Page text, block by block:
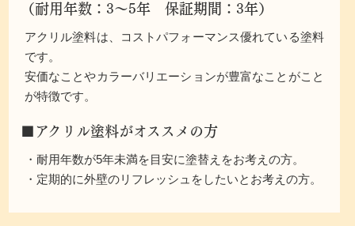
（耐用年数：3～5年 保証期間：3年）
アクリル塗料は、コストパフォーマンス優れている塗料
です。
安価なことやカラーバリエーションが豊富なことがこと
が特徴です。
■アクリル塗料がオススメの方
・耐用年数が5年未満を目安に塗替えをお考えの方。
・定期的に外壁のリフレッシュをしたいとお考えの方。